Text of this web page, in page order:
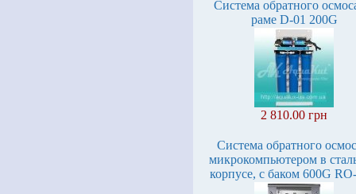
Система обратного
раме D-01 200G
2 810.00 грн
Система обратного
микрокомпьютером в
корпусе, с баком 600G